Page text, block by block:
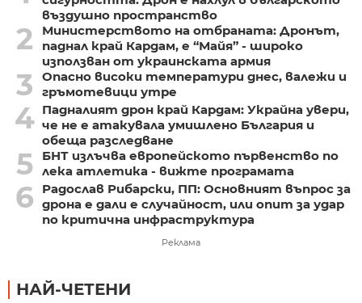
въздушно пространство
2
Министерството на отбраната: Дронът,
паднал край Кардам, е “Майя” - широко
използван от украинската армия
3
Опасно високи температури днес, валежи и
гръмотевици утре
4 Падналият дрон край Кардам: Украйна увери,
че не е атакувала умишлено България и
обеща разследване
5
БНТ излъчва европейското първенство по
лека атлетика - вижте програмата
6
Радослав Рибарски, ПП: Основният въпрос за
дрона е дали е случайност, или опит за удар
по критична инфраструктура
Реклама
НАЙ-ЧЕТЕНИ